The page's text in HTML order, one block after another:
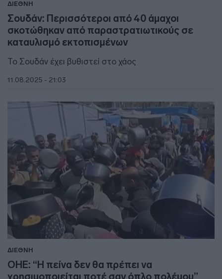
ΔΙΕΘΝΗ
Σουδάν: Περισσότεροι από 40 άμαχοι
σκοτώθηκαν από παραστρατιωτικούς σε
καταυλισμό εκτοπισμένων
Το Σουδάν έχει βυθιστεί στο χάος
11.08.2025 - 21:03
ΔΙΕΘΝΗ
ΟΗΕ: “Η πείνα δεν θα πρέπει να
χρησιμοποιείται ποτέ σαν όπλο πολέμου”